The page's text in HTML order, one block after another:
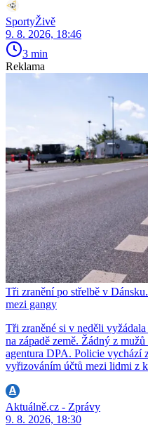
SportyŽivě
9. 8. 2026, 18:46
3 min
Reklama
Tři zranění po střelbě v
mezi gangy
Tři zraněné si v neděli
na západě země. Žádný z
agentura DPA. Policie vychází
vyřizováním účtů mezi lidmi z
Aktuálně.cz - Zprávy
9. 8. 2026, 18:30